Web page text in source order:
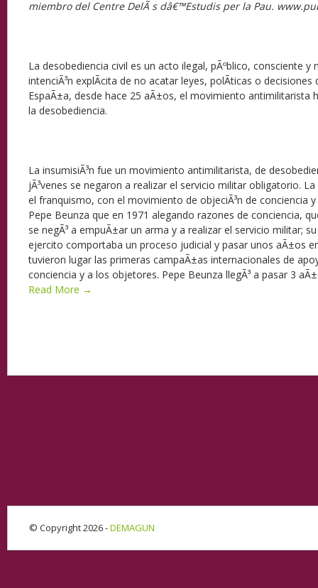
miembro del Centre DelÃ s dâ€™Estudis per la Pau.
La desobediencia civil es un acto ilegal, pÃºblico, consciente
intenciÃ³n explÃ­cita de no acatar leyes, polÃ­ticas o decisiones
EspaÃ±a, desde hace 25 aÃ±os, el movimiento antimilitarista
la desobediencia.
La insumisiÃ³n fue un movimiento antimilitarista, de
jÃ³venes se negaron a realizar el servicio militar obligatorio.
el franquismo, con el movimiento de objeciÃ³n de conciencia
Pepe Beunza que en 1971 alegando razones de conciencia,
se negÃ³ a empuÃ±ar un arma y a realizar el servicio militar;
ejercito comportaba un proceso judicial y pasar unos aÃ±os
tuvieron lugar las primeras campaÃ±as internacionales de
conciencia y a los objetores. Pepe Beunza llegÃ³ a pasar 3
Read More →
© Copyright 2026 -DEMAGUN